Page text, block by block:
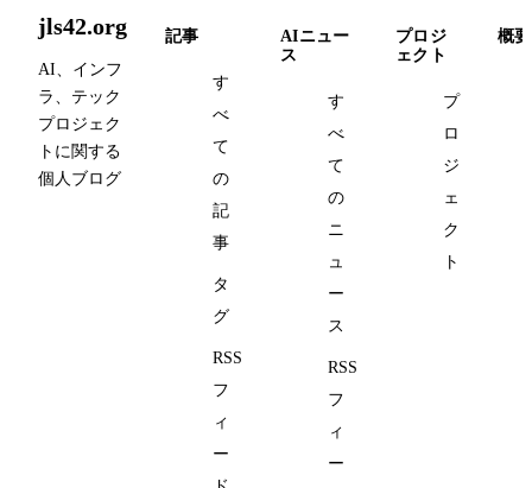
jls42.org
AI、インフ
ラ、テック
プロジェク
トに関する
個人ブログ
記事
す
べ
て
の
記
事
タ
グ
RSS
フ
ィ
ー
AIニュー
ス
す
べ
て
の
ニ
ュ
ー
ス
RSS
フ
ィ
ー
プロジ
ェクト
プ
ロ
ジ
ェ
ク
ト
概要